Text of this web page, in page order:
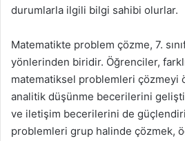
durumlarla ilgili bilgi sahibi olurlar.
Matematikte problem çözme, 7.
yönlerinden biridir. Öğrenciler,
matematiksel problemleri çözmeyi
analitik düşünme becerilerini
ve iletişim becerilerini de
problemleri grup halinde çözmek,